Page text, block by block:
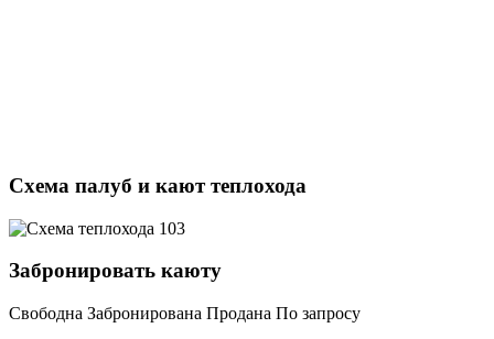
Схема палуб и кают теплохода
Забронировать каюту
Свободна Забронирована Продана По запросу